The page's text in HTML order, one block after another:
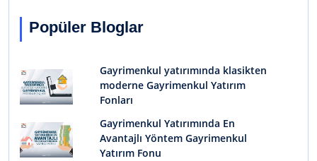
Popüler Bloglar
Gayrimenkul yatırımında klasikten
moderne Gayrimenkul Yatırım
Fonları
Gayrimenkul Yatırımında En
Avantajlı Yöntem Gayrimenkul
Yatırım Fonu